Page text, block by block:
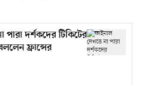
দর্শকদের টিকিটের
ফ্রান্সের